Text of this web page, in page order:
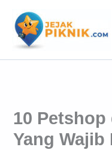
konten
10
Yang Wajib